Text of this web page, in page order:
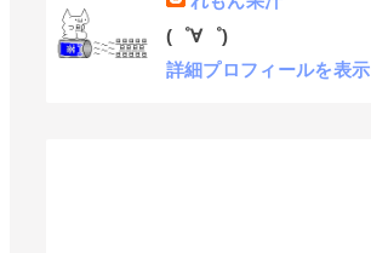
(゜∀゜)
詳細プロフィールを表示